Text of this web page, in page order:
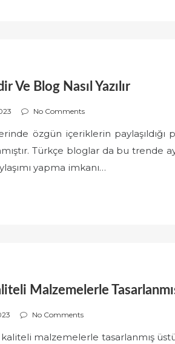
Ve Blog Nasıl Yazılır
No Comments
özgün içeriklerin paylaşıldığı
Türkçe bloglar da bu trende
yapma imkanı…
Malzemelerle
No Comments
malzemelerle tasarlanmış